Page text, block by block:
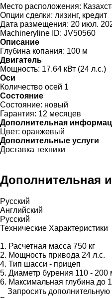
Место расположения:
Опции сделки: лизинг, кредит
Дата размещения: 20 июл.
Machineryline ID: JV50560
Описание
Глубина копания: 100 м
Двигатель
Мощность: 17.64 кВт (24 л.с.)
Оси
Количество осей 1
Состояние
Состояние: новый
Гарантия: 12 месяцев
Дополнительная
Цвет: оранжевый
Дополнительные услуги
Доставка техники
Дополнительная
Русский
Английский
Русский
Технические Характеристики
1. Расчетная масса 750 кг
2. Мощность привода 24 л.с.
4. Тип шасси - прицеп
5. Диаметр бурения 110 - 200
6. Максимальная глубина до
Запросить